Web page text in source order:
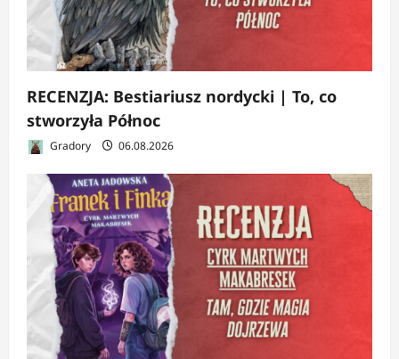
RECENZJA: Bestiariusz nordycki | To, co
stworzyła Północ
Gradory 06.08.2026